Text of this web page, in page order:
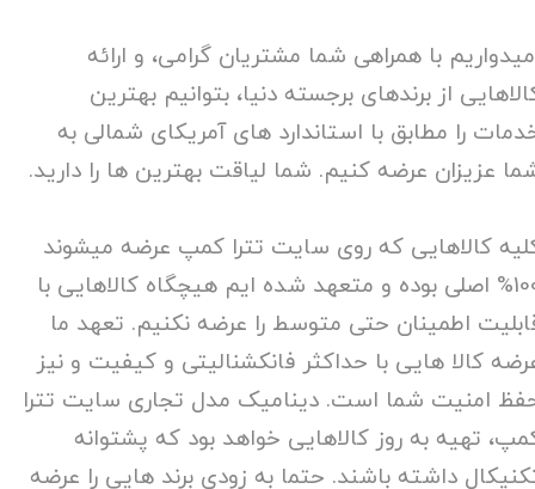
با همراهی شما مشتریان گرامی، و ارائه
از برندهای برجسته دنیا، بتوانیم بهترین
را مطابق با استاندارد های آمریکای شمالی به
عزیزان عرضه کنیم. شما لیاقت بهترین ها را دارید.
کالاهایی که روی سایت تترا کمپ عرضه میشوند
100% اصلی بوده و متعهد شده ایم هیچگاه کالاهایی با
اطمینان حتی متوسط را عرضه نکنیم. تعهد ما
کالا هایی با حداکثر فانکشنالیتی و کیفیت و نیز
امنیت شما است. دینامیک مدل تجاری سایت تترا
تهیه به روز کالاهایی خواهد بود که پشتوانه
داشته باشند. حتما به زودی برند هایی را عرضه